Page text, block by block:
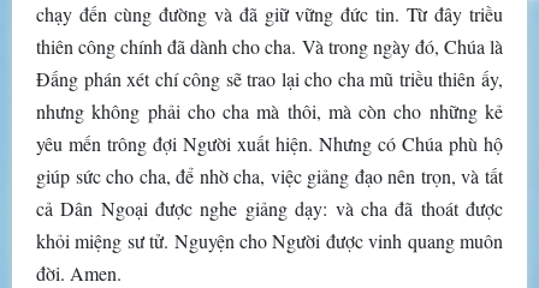
chạy đến cùng đường và đã giữ vững đức tin. Từ đây triều
thiên công chính đã dành cho cha. Và trong ngày đó, Chúa là
Ðấng phán xét chí công sẽ trao lại cho cha mũ triều thiên ấy,
nhưng không phải cho cha mà thôi, mà còn cho những kẻ
yêu mến trông đợi Người xuất hiện. Nhưng có Chúa phù hộ
giúp sức cho cha, để nhờ cha, việc giảng đạo nên trọn, và tất
cả Dân Ngoại được nghe giảng dạy: và cha đã thoát được
khỏi miệng sư tử. Nguyện cho Người được vinh quang muôn
đời. Amen.